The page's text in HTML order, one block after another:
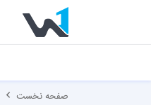
صفحه نخست